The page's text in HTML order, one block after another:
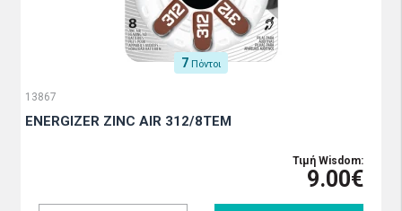
7 Πόντοι
13867
ENERGIZER ZINC AIR 312/8TEM
Τιμή Wisdom:
9.00€